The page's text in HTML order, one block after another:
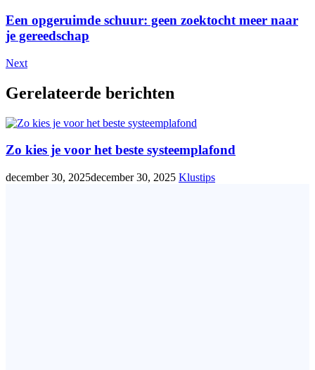
Een opgeruimde schuur: geen zoektocht meer naar
je gereedschap
Next
Gerelateerde berichten
Zo kies je voor het beste systeemplafond
december 30, 2025december 30, 2025 Klustips